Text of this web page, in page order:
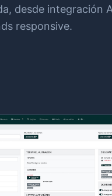
desde integración
responsive.